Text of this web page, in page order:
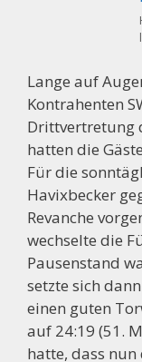
Lange auf
Kontrahenten
Drittvertretung
hatten die
Für die
Havixbecker
Revanche
wechselte die
Pausenstand
setzte sich
einen guten
auf 24:19 (51.
hatte, dass